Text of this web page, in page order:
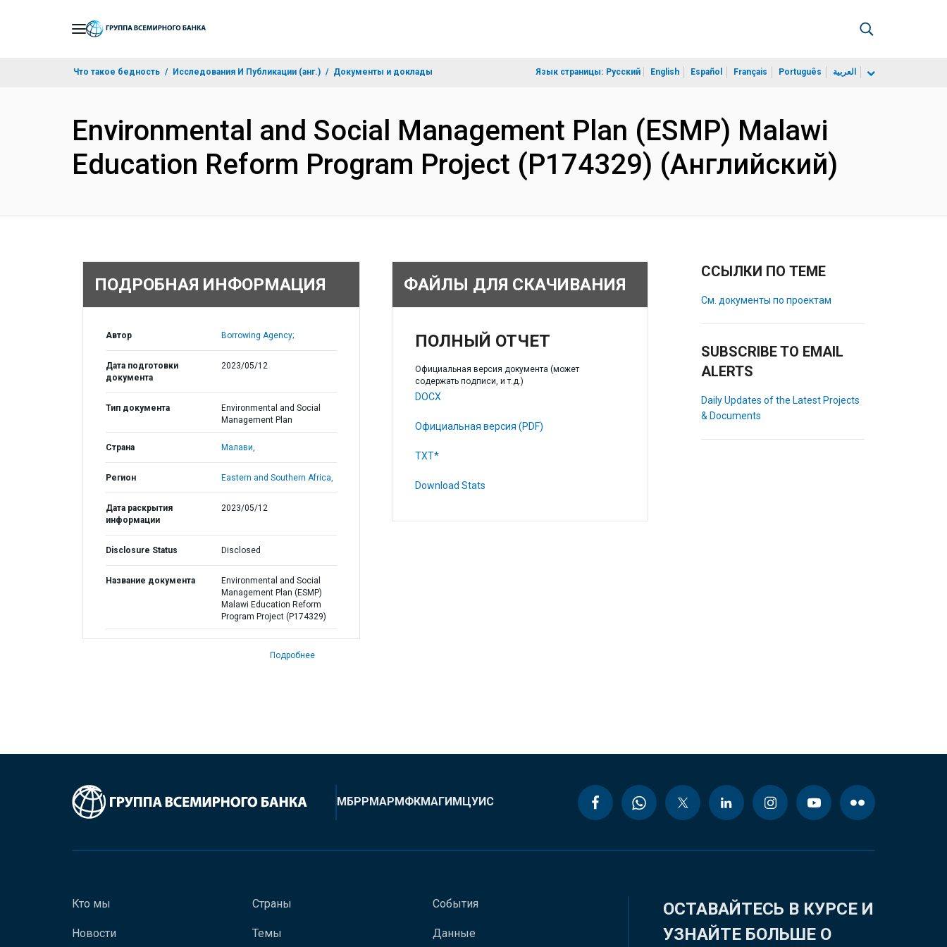
Что такое бедность Исследования И Публикации (анг.) Документы и доклады Язык страницы: Русский English Español Français Português العربية
Environmental and Social Management Plan (ESMP) Malawi
Education Reform Program Project (P174329) (Английский)
ПОДРОБНАЯ ИНФОРМАЦИЯ
Автор Borrowing Agency;
Дата подготовки
документа
2023/05/12
Тип документа
Environmental and Social
Management Plan
Страна Малави,
Регион Eastern and Southern Africa,
Дата раскрытия
информации
2023/05/12
Disclosure Status Disclosed
Название документа
Environmental and Social
Management Plan (ESMP)
Malawi Education Reform
Program Project (P174329)
Подробнее
ФАЙЛЫ ДЛЯ СКАЧИВАНИЯ
ПОЛНЫЙ ОТЧЕТ
Официальная версия документа (может
содержать подписи, и т.д.)
DOCX
Официальная версия (PDF)
TXT*
Download Stats
ССЫЛКИ ПО ТЕМЕ
См. документы по проектам
SUBSCRIBE TO EMAIL
ALERTS
Daily Updates of the Latest Projects
& Documents
МБРРМАРМФКМАГИМЦУИС
Кто мы
Новости
Страны
Темы
События
Данные
ОСТАВАЙТЕСЬ В КУРСЕ И
УЗНАЙТЕ БОЛЬШЕ О